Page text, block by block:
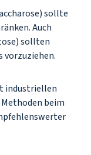
sollte
Auch
sollten
vorzuziehen.
industriellen
beim